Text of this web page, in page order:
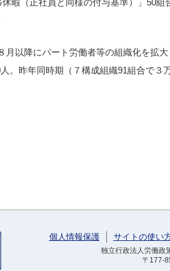
暇（正社員と同様の付与基準）」50
月以降にパート労働者等の組織化を拡
。昨年同時期（７構成組織91組合で３
個人情報保護 サイトの使い
独立行政法人労働
〒177-